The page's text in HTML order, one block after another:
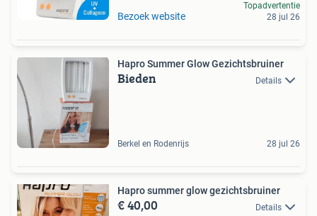
Bezoek website
Topadvertentie
28 jul 26
Hapro Summer Glow Gezichtsbruiner
Bieden Details
Berkel en Rodenrijs 28 jul 26
Hapro summer glow gezichtsbruiner
€ 40,00 Details